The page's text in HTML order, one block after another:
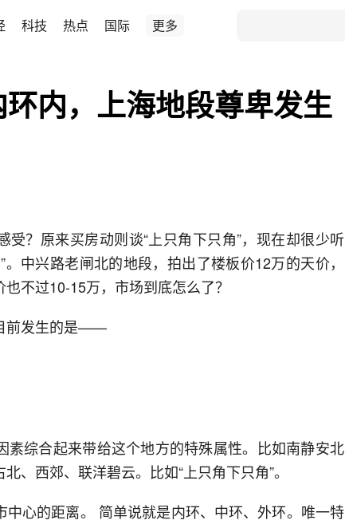
科技 热点 国际 更多
环内，上海地段尊卑发生
受？原来买房动则谈“上只角下只角”，现在却很少听
中兴路老闸北的地段，拍出了楼板价12万的天价，
不过10-15万，市场到底怎么了？
前发生的是——
素综合起来带给这个地方的特殊属性。比如南静安北
、西郊、联洋碧云。比如“上只角下只角”。
心的距离。 简单说就是内环、中环、外环。唯一特